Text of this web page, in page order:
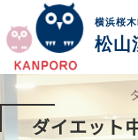
横浜桜
松山
ダイエット